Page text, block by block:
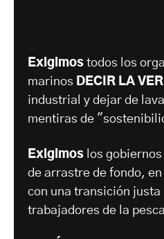
Exigimos todos los
marinos DECIR LA
industrial y dejar de
mentiras de
Exigimos los
de arrastre de fondo,
con una transición justa
trabajadores de la